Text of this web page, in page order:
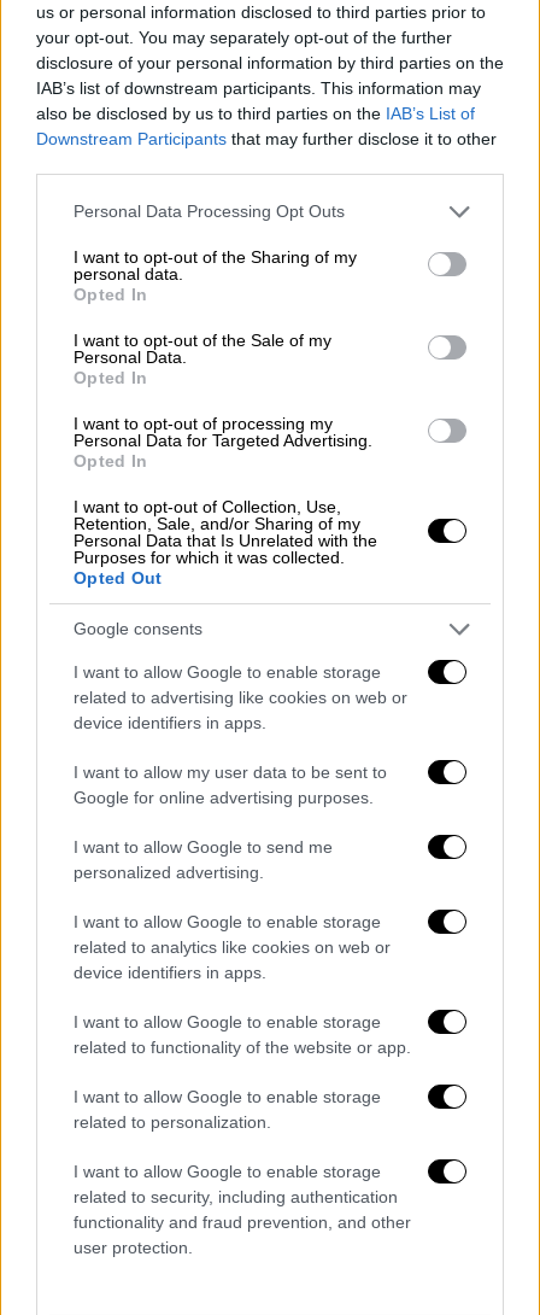
us or personal information disclosed to third parties prior to
your opt-out. You may separately opt-out of the further
disclosure of your personal information by third parties on the
IAB’s list of downstream participants. This information may
also be disclosed by us to third parties on the IAB’s List of
Downstream Participants that may further disclose it to other
Please note that this website/app uses one or more Google
not limited to your visit or usage behaviour. You may click to
grant or deny consent to Google and its third-party tags to
use your data for below specified purposes in below Google
consent section.
Personal Data Processing Opt Outs
I want to opt-out of the Sharing of my
personal data.
Opted In
I want to opt-out of the Sale of my
Personal Data.
Opted In
I want to opt-out of processing my
Personal Data for Targeted Advertising.
Opted In
I want to opt-out of Collection, Use,
Retention, Sale, and/or Sharing of my
Personal Data that Is Unrelated with the
Purposes for which it was collected.
Opted Out
Google consents
I want to allow Google to enable storage
related to advertising like cookies on web or
device identifiers in apps.
I want to allow my user data to be sent to
Google for online advertising purposes.
I want to allow Google to send me
personalized advertising.
I want to allow Google to enable storage
related to analytics like cookies on web or
device identifiers in apps.
I want to allow Google to enable storage
related to functionality of the website or app.
I want to allow Google to enable storage
related to personalization.
I want to allow Google to enable storage
related to security, including authentication
functionality and fraud prevention, and other
user protection.
Η Έμα Ραντουκάνου επικράτησε 2-0 της
Μαρίας Σάκκαρη που στρέφει την προσοχή
της στους Ολυμπιακούς Αγώνες
Κόσμος|05.07.2024 22:45
Ισπανία: Ενώπιον δικαστηρίου η σύζυγος
του πρωθυπουργού Πέδρο Σάντσεθ που
κατηγορείται για διαφθορά
Η Μπεγκόνια Γκόμεθ μπήκε στο στόχαστρο
έρευνας για διαφθορά
Κόσμος|05.07.2024 22:45
ΗΠΑ: Ο Τραμπ ζητά παύση της δίωξης
για τα απόρρητα έγγραφα που πήρε από
τον Λευκό Οίκο - Επικαλείται την
προεδρική ασυλία